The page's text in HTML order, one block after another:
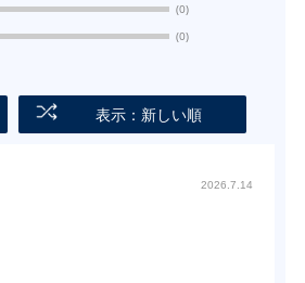
(0)
(0)
表示：新しい順
2026.7.14